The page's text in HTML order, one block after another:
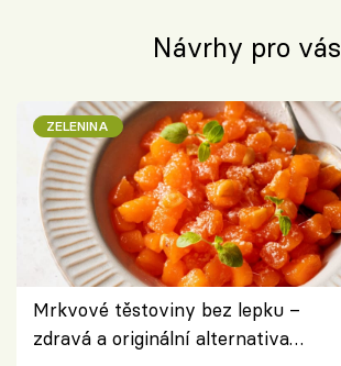
Návrhy pro vás
ZELENINA
Mrkvové těstoviny bez lepku –
zdravá a originální alternativa